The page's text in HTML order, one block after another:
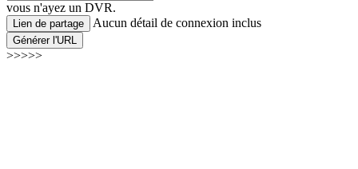
vous n'ayez un DVR.
Lien de partage Aucun détail de connexion inclus
Générer l'URL
>>>>>